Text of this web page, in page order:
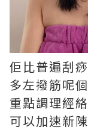
佢比普遍刮
多左撥筋呢
重點調理經
可以加速新